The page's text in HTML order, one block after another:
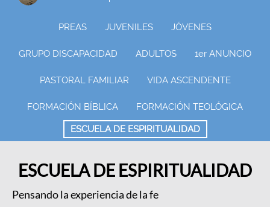
PREAS JUVENILES JÓVENES
GRUPO DISCAPACIDAD ADULTOS 1er ANUNCIO
PASTORAL FAMILIAR VIDA ASCENDENTE
FORMACIÓN BÍBLICA FORMACIÓN TEOLÓGICA
ESCUELA DE ESPIRITUALIDAD
ESCUELA DE ESPIRITUALIDAD
Pensando la experiencia de la fe